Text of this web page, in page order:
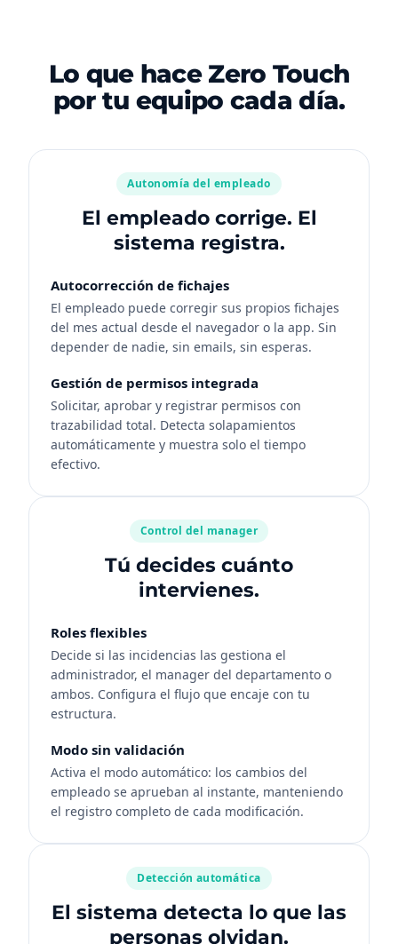
Lo que hace Zero Touch
por tu equipo cada día.
Autonomía del empleado
El empleado corrige. El
sistema registra.
Autocorrección de fichajes
El empleado puede corregir sus propios fichajes
del mes actual desde el navegador o la app. Sin
depender de nadie, sin emails, sin esperas.
Gestión de permisos integrada
Solicitar, aprobar y registrar permisos con
trazabilidad total. Detecta solapamientos
automáticamente y muestra solo el tiempo
efectivo.
Control del manager
Tú decides cuánto
intervienes.
Roles flexibles
Decide si las incidencias las gestiona el
administrador, el manager del departamento o
ambos. Configura el flujo que encaje con tu
estructura.
Modo sin validación
Activa el modo automático: los cambios del
empleado se aprueban al instante, manteniendo
el registro completo de cada modificación.
Detección automática
El sistema detecta lo que las
personas olvidan.